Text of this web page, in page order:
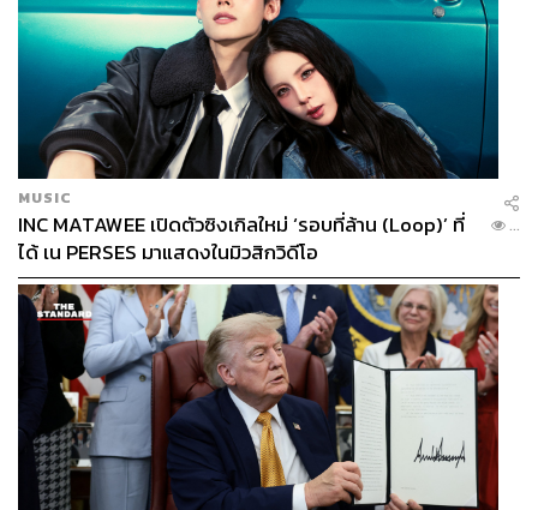
MUSIC
INC MATAWEE เปิดตัวซิงเกิลใหม่ ‘รอบที่ล้าน (Loop)’ ที่
ได้ เน PERSES มาแสดงในมิวสิกวิดีโอ
...